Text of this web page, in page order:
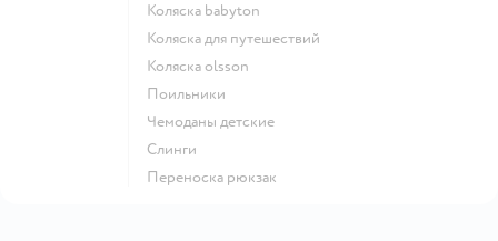
Коляска babyton
Коляска для путешествий
Коляска olsson
Поильники
Чемоданы детские
Слинги
Переноска рюкзак